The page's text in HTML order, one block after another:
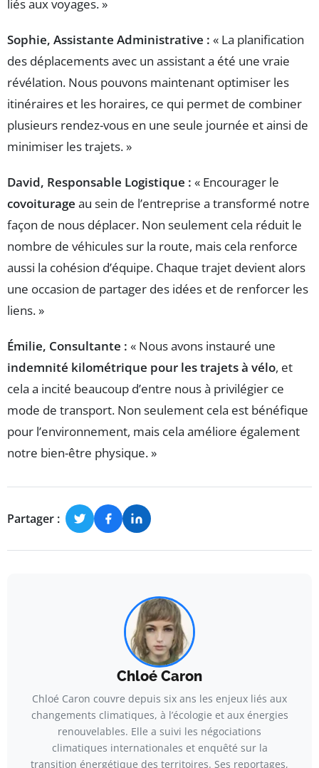
liés aux voyages. »
Sophie, Assistante Administrative : « La planification
des déplacements avec un assistant a été une vraie
révélation. Nous pouvons maintenant optimiser les
itinéraires et les horaires, ce qui permet de combiner
plusieurs rendez-vous en une seule journée et ainsi de
minimiser les trajets. »
David, Responsable Logistique : « Encourager le
covoiturage au sein de l’entreprise a transformé notre
façon de nous déplacer. Non seulement cela réduit le
nombre de véhicules sur la route, mais cela renforce
aussi la cohésion d’équipe. Chaque trajet devient alors
une occasion de partager des idées et de renforcer les
liens. »
Émilie, Consultante : « Nous avons instauré une
indemnité kilométrique pour les trajets à vélo, et
cela a incité beaucoup d’entre nous à privilégier ce
mode de transport. Non seulement cela est bénéfique
pour l’environnement, mais cela améliore également
notre bien-être physique. »
Partager :
Chloé Caron
Chloé Caron couvre depuis six ans les enjeux liés aux
changements climatiques, à l’écologie et aux énergies
renouvelables. Elle a suivi les négociations
climatiques internationales et enquêté sur la
transition énergétique des territoires. Ses reportages,